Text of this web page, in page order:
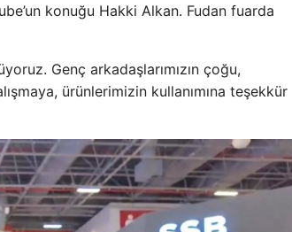
konuğu Hakki Alkan. Fudan fuarda
Genç arkadaşlarımızın çoğu,
ürünlerimizin kullanımına teşekkür